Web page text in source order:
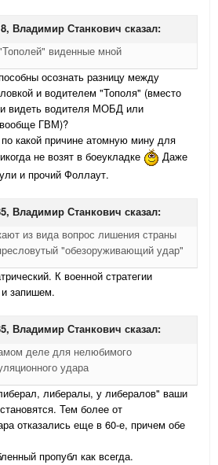
Владимир Станкович сказал:
виденные мной
осознать разницу между
и водителем "Тополя" (вместо
видеть водителя МОБД или
ГВМ)?
какой причине атомную мину для
не возят в боеукладке
Даже
и прочий Фоллаут.
Владимир Станкович сказал:
из вида вопрос лишения страны
"обезоруживающий удар"
К военной стратегии
запишем.
Владимир Станкович сказал:
деле для нелюбимого
удара
либералы, у либералов" ваши
Тем более от
отказались еще в 60-е, причем обе
пропубл как всегда.